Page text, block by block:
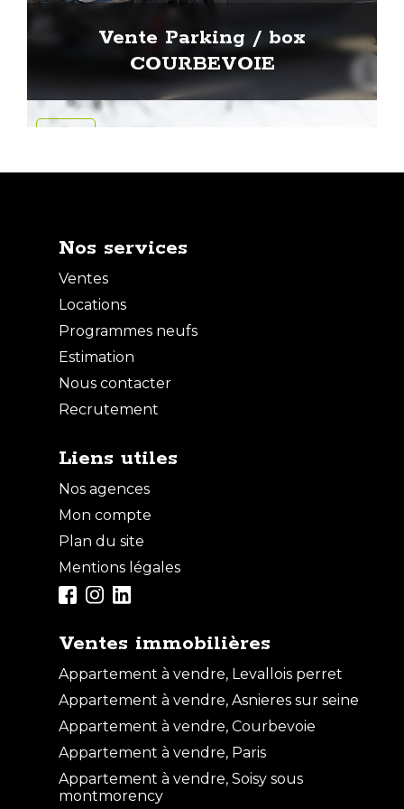
Vente Parking / box
COURBEVOIE
VENTE
Vente Parking / box
VENTE
Vente Parking / box
COURBEVOIE
Nos services
Ventes
Locations
Programmes neufs
Estimation
Nous contacter
Recrutement
Liens utiles
Nos agences
Mon compte
Plan du site
Mentions légales
Ventes immobilières
Appartement à vendre, Levallois perret
Appartement à vendre, Asnieres sur seine
Appartement à vendre, Courbevoie
Appartement à vendre, Paris
Appartement à vendre, Soisy sous
montmorency